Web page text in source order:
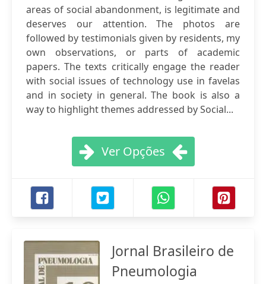
areas of social abandonment, is legitimate and
deserves our attention. The photos are
followed by testimonials given by residents, my
own observations, or parts of academic
papers. The texts critically engage the reader
with social issues of technology use in favelas
and in society in general. The book is also a
way to highlight themes addressed by Social...
Ver Opções
Jornal Brasileiro de
Pneumologia